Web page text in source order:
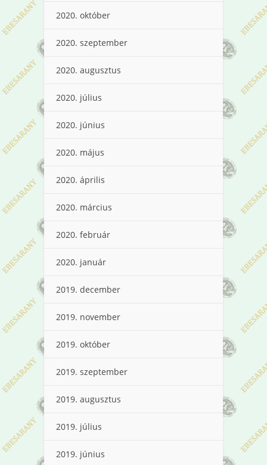
2020. október
2020. szeptember
2020. augusztus
2020. július
2020. június
2020. május
2020. április
2020. március
2020. február
2020. január
2019. december
2019. november
2019. október
2019. szeptember
2019. augusztus
2019. július
2019. június